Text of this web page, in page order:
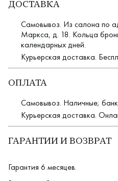
ДОСТАВКА
Самовывоз. Из салона по
Маркса, д. 18. Кольца
календарных дней.
Курьерская доставка.
ОПЛАТА
Самовывоз. Наличные;
Курьерская доставка.
ГАРАНТИИ И ВОЗВРАТ
Гарантия 6 месяцев.